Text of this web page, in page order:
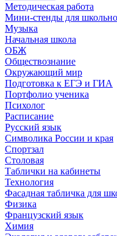
Методическая работа
Мини-стенды для
Музыка
Начальная школа
ОБЖ
Обществознание
Окружающий мир
Подготовка к ЕГЭ и ГИА
Портфолио ученика
Психолог
Расписание
Русский язык
Символика России и края
Спортзал
Столовая
Таблички на кабинеты
Технология
Фасадная табличка для
Физика
Французский язык
Химия